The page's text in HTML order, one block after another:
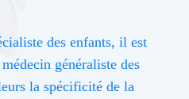
des enfants, il est
généraliste des
la spécificité de la